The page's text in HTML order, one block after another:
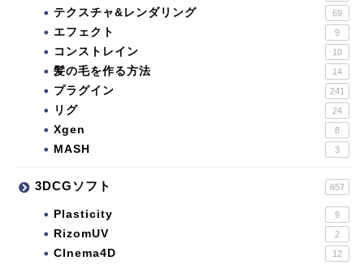
テクスチャ&レンダリング 69
エフェクト 9
コンストレイン 10
髪の毛を作る方法 14
プラグイン 241
リグ 24
Xgen 8
MASH 3
3DCGソフト 657
Plasticity 9
RizomUV 2
CInema4D 12